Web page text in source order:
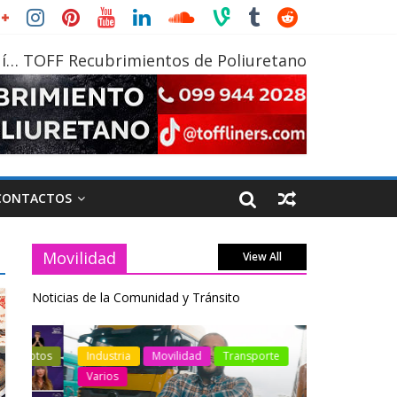
TOFF Recubrimientos de Poliuretano
Movilidad View All
Noticias de la Comunidad y Tránsito
Industria Movilidad
Transporte
Varios